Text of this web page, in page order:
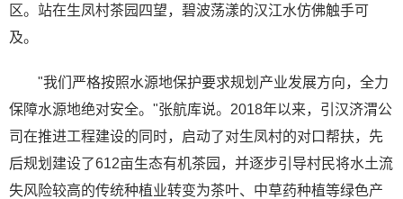
区。站在生凤村茶园四望，碧波荡漾的汉江水仿佛触手可
及。
"我们严格按照水源地保护要求规划产业发展方向，全力
保障水源地绝对安全。"张航库说。2018年以来，引汉济渭公
司在推进工程建设的同时，启动了对生凤村的对口帮扶，先
后规划建设了612亩生态有机茶园，并逐步引导村民将水土流
失风险较高的传统种植业转变为茶叶、中草药种植等绿色产